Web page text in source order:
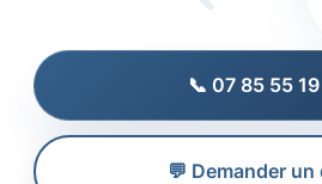
📞 07 85 55
💬 Demander un